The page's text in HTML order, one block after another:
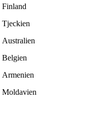
Finland
Tjeckien
Australien
Belgien
Armenien
Moldavien